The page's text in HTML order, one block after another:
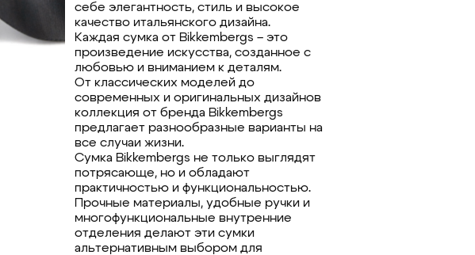
себе элегантность, стиль и высокое
качество итальянского дизайна.
Каждая сумка от Bikkembergs – это
произведение искусства, созданное с
любовью и вниманием к деталям.
От классических моделей до
современных и оригинальных дизайнов
коллекция от бренда Bikkembergs
предлагает разнообразные варианты на
все случаи жизни.
Сумка Bikkembergs не только выглядят
потрясающе, но и обладают
практичностью и функциональностью.
Прочные материалы, удобные ручки и
многофункциональные внутренние
отделения делают эти сумки
альтернативным выбором для